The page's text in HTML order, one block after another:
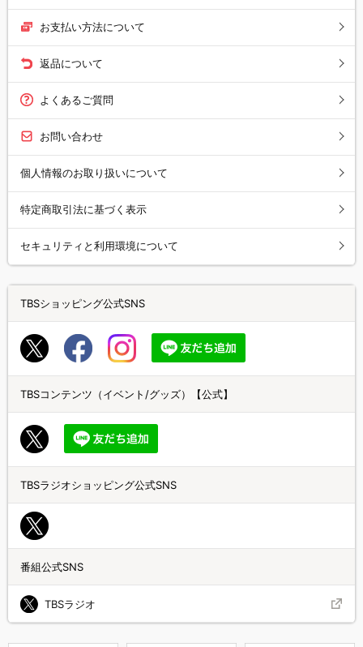
お支払い方法について
返品について
よくあるご質問
お問い合わせ
個人情報のお取り扱いについて
特定商取引法に基づく表示
セキュリティと利用環境について
TBSショッピング公式SNS
TBSコンテンツ（イベント/グッズ）【公式】
TBSラジオショッピング公式SNS
番組公式SNS
TBSラジオ